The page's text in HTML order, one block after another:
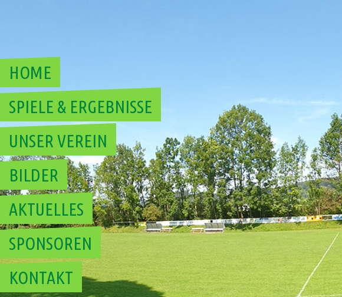
HOME
SPIELE & ERGEBNISSE
UNSER VEREIN
BILDER
AKTUELLES
SPONSOREN
KONTAKT